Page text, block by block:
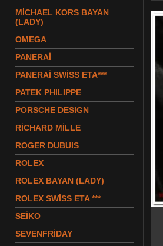
MİCHAEL KORS BAYAN
(LADY)
OMEGA
PANERAİ
PANERAİ SWİSS ETA***
PATEK PHILIPPE
PORSCHE DESIGN
RİCHARD MİLLE
ROGER DUBUIS
ROLEX
ROLEX BAYAN (LADY)
ROLEX SWİSS ETA ***
SEİKO
SEVENFRİDAY